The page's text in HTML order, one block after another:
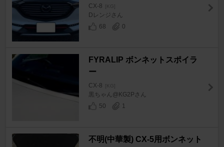
CX-8 [KG]
Dレンジさん
68
0
FYRALIP ボンネットスポイラ
ー
CX-8 [KG]
黒ちゃん@KG2Pさん
50
1
不明(中華製) CX-5用ボンネット